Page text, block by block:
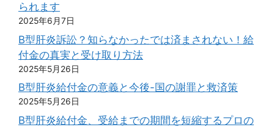
られます
2025年6月7日
B型肝炎訴訟？知らなかったでは済まされない！給
付金の真実と受け取り方法
2025年5月26日
B型肝炎給付金の意義と今後-国の謝罪と救済策
2025年5月26日
B型肝炎給付金、受給までの期間を短縮するプロの